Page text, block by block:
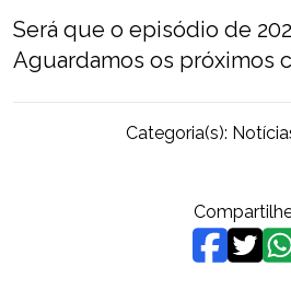
Será que o episódio de
Aguardamos os próximos
Categoria(s):